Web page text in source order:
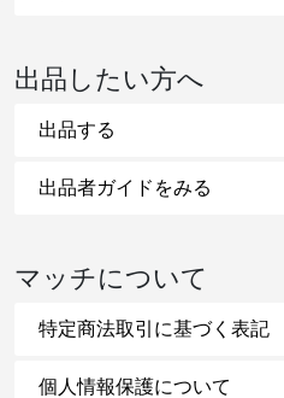
出品したい方へ
出品する
出品者ガイドをみる
マッチについて
特定商法取引に基づく表記
個人情報保護について